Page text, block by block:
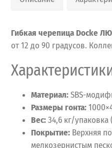
Гибкая черепица Docke
от 12 до 90 градусов.
Материал:SBS-
Размеры гонта:
Вес:34,6 кг/упаковка
Покрытие: Верхняя
мелкозернистым